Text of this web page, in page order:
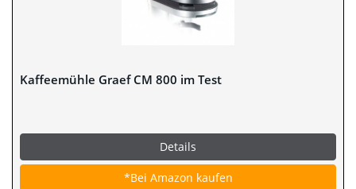
Kaffeemühle Graef CM 800 im Test
Details
*Bei Amazon kaufen